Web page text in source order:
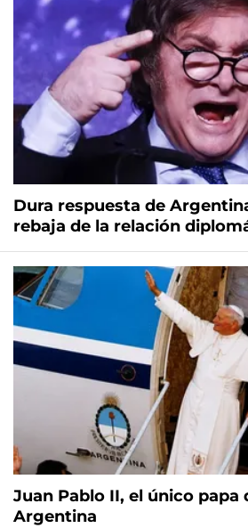
Dura respuesta de
rebaja de la relación
Juan Pablo II, el único papa
Argentina